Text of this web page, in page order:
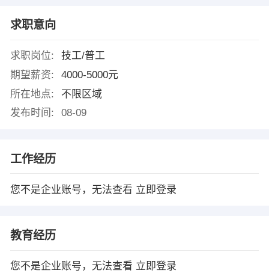
求职意向
求职岗位:
技工/普工
期望薪资:
4000-5000元
所在地点:
不限区域
发布时间:
08-09
工作经历
您不是企业账号，无法查看 立即登录
教育经历
您不是企业账号，无法查看 立即登录